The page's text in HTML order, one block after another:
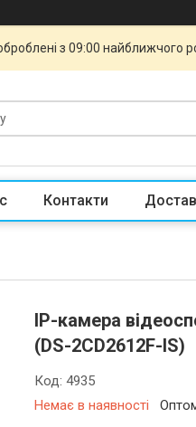
з 09:00 найближчого
Контакти
IP-камера
(DS-2CD2612F-IS)
Немає в наявності
Код:4935